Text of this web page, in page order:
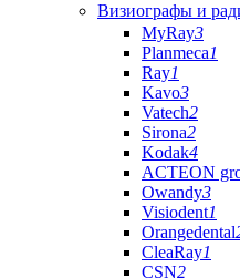
Визиографы и
MyRay3
Planmeca1
Ray1
Kavo3
Vatech2
Sirona2
Kodak4
ACTEON
Owandy3
Visiodent1
Orangedental
CleaRay1
CSN2